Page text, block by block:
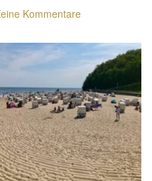
Kommentare